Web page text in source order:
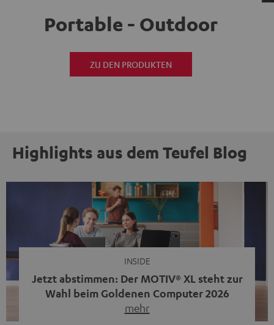
Portable - Outdoor
ZU DEN PRODUKTEN
Highlights aus dem Teufel Blog
INSIDE
Jetzt abstimmen: Der MOTIV® XL steht zur
Wahl beim Goldenen Computer 2026
mehr